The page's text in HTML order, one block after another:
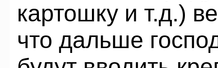
картошку и т.д.)
что дальше